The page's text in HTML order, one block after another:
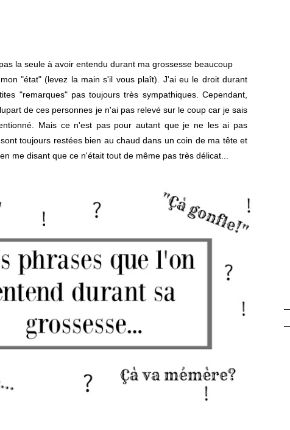
la seule à avoir entendu durant ma grossesse beaucoup
"état"(levez la main s'il vous plaît) . J'ai eu le droit durant
"remarques" pas toujours très sympathiques. Cependant,
de ces personnes je n'ai pas relevé sur le coup car je sais
Mais ce n'est pas pour autant que je ne les ai pas
toujours restées bien au chaud dans un coin de ma tête et
me disant que ce n'était tout de même pas très délicat...